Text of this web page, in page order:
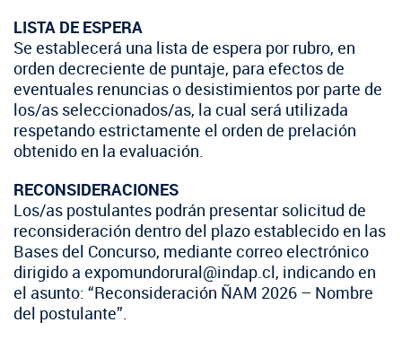
LISTA DE ESPERA
Se establecerá una lista de espera por rubro, en
orden decreciente de puntaje, para efectos de
eventuales renuncias o desistimientos por parte de
los/as seleccionados/as, la cual será utilizada
respetando estrictamente el orden de prelación
obtenido en la evaluación.
RECONSIDERACIONES
Los/as postulantes podrán presentar solicitud de
reconsideración dentro del plazo establecido en las
Bases del Concurso, mediante correo electrónico
dirigido a expomundorural@indap.cl, indicando en
el asunto: “Reconsideración ÑAM 2026 – Nombre
del postulante”.